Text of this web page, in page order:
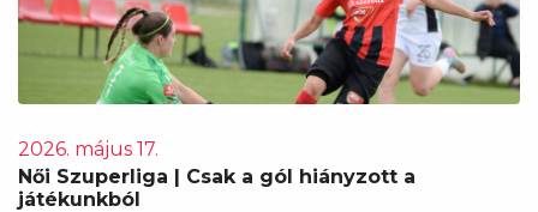
2026. május 17.
Női Szuperliga | Csak a gól hiányzott a
játékunkból